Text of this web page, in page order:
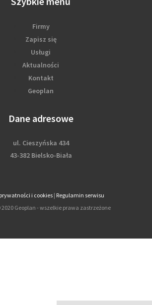
Firmy
Zapisz się
Usługi
Aktualności
Kontakt
Geoplan
Dane adresowe
ul. Cieszyńska 434
43-382 Bielsko-Biała
i cookies| Regulamin serwisu
Geoplan - wszelkie prawa zastrzeżone